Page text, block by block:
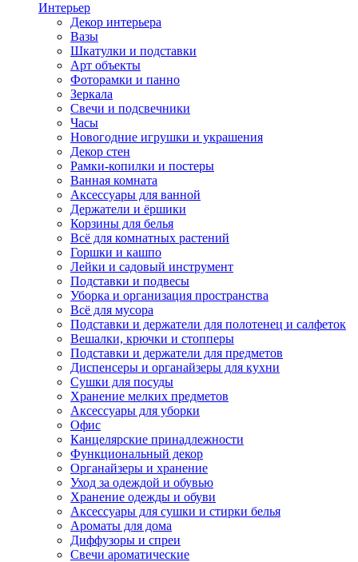
Интерьер
Декор интерьера
Вазы
Шкатулки и подставки
Арт объекты
Фоторамки и панно
Зеркала
Свечи и подсвечники
Часы
Новогодние игрушки и украшения
Декор стен
Рамки-копилки и постеры
Ванная комната
Аксессуары для ванной
Держатели и ёршики
Корзины для белья
Всё для комнатных растений
Горшки и кашпо
Лейки и садовый инструмент
Подставки и подвесы
Уборка и организация пространства
Всё для мусора
Подставки и держатели для полотенец и салфеток
Вешалки, крючки и стопперы
Подставки и держатели для предметов
Диспенсеры и органайзеры для кухни
Сушки для посуды
Хранение мелких предметов
Аксессуары для уборки
Офис
Канцелярские принадлежности
Функциональный декор
Органайзеры и хранение
Уход за одеждой и обувью
Хранение одежды и обуви
Аксессуары для сушки и стирки белья
Ароматы для дома
Диффузоры и спреи
Свечи ароматические